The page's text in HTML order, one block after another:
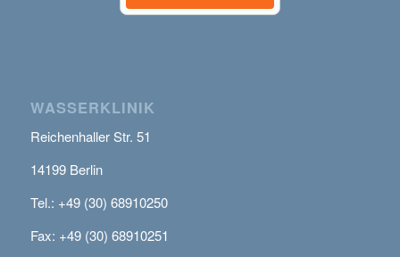
WASSERKLINIK
Reichenhaller Str. 51
14199 Berlin
Tel.: +49 (30) 68910250
Fax: +49 (30) 68910251